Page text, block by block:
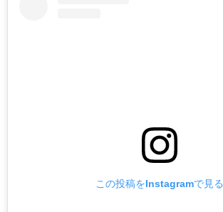
この投稿をInstagramで見る